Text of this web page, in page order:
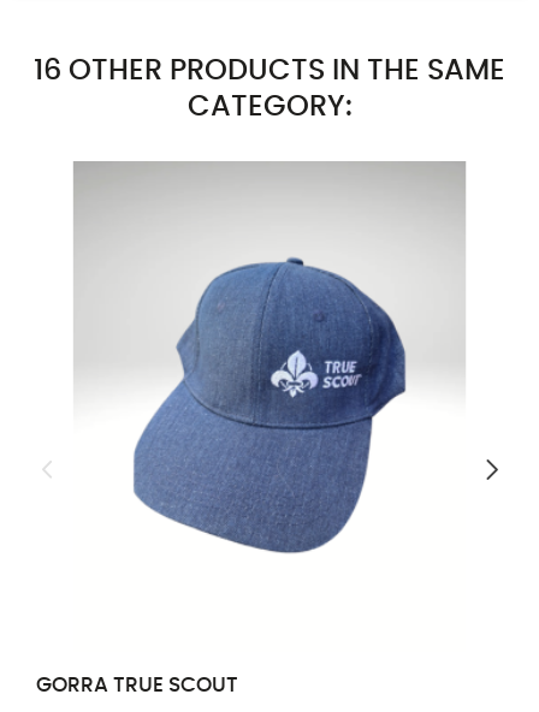
16 OTHER PRODUCTS IN THE SAME
CATEGORY:
GORRA TRUE SCOUT